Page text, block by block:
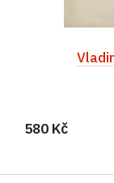
580 Kč